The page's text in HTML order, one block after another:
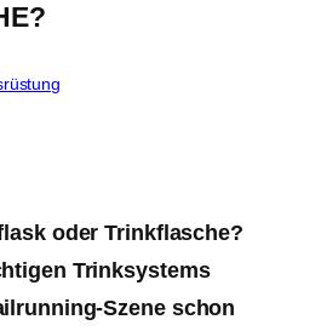
oder Trinkflasche?
Trinksystems
Szene schon